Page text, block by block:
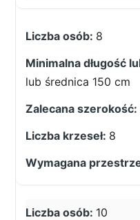
8
lub średnica 150 cm
8
10